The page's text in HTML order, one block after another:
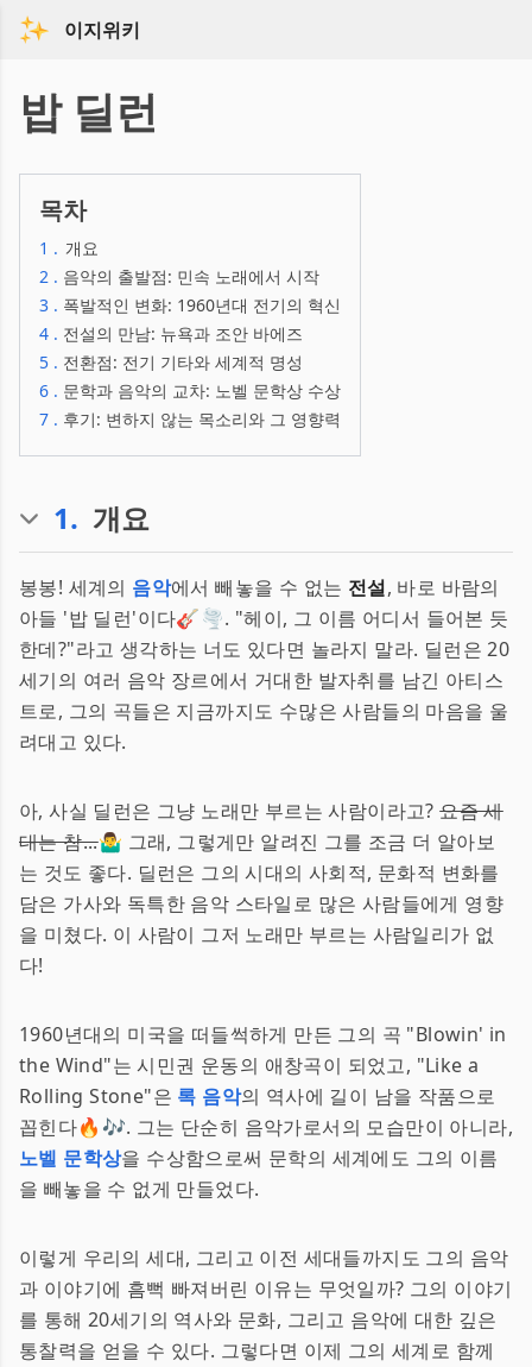
이지위키
밥 딜런
목차
1 . 개요
2 . 음악의 출발점: 민속 노래에서 시작
3 . 폭발적인 변화: 1960년대 전기의 혁신
4 . 전설의 만남: 뉴욕과 조안 바에즈
5 . 전환점: 전기 기타와 세계적 명성
6 . 문학과 음악의 교차: 노벨 문학상 수상
7 . 후기: 변하지 않는 목소리와 그 영향력
1. 개요
봉봉! 세계의 음악에서 빼놓을 수 없는 전설, 바로 바람의
아들 '밥 딜런'이다🎸🌪️. "헤이, 그 이름 어디서 들어본 듯
한데?"라고 생각하는 너도 있다면 놀라지 말라. 딜런은 20
세기의 여러 음악 장르에서 거대한 발자취를 남긴 아티스
트로, 그의 곡들은 지금까지도 수많은 사람들의 마음을 울
려대고 있다.
아, 사실 딜런은 그냥 노래만 부르는 사람이라고?요즘 세
대는 참...🤷‍♂️ 그래, 그렇게만 알려진 그를 조금 더 알아보
는 것도 좋다. 딜런은 그의 시대의 사회적, 문화적 변화를
담은 가사와 독특한 음악 스타일로 많은 사람들에게 영향
을 미쳤다. 이 사람이 그저 노래만 부르는 사람일리가 없
다!
1960년대의 미국을 떠들썩하게 만든 그의 곡 "Blowin' in
the Wind"는 시민권 운동의 애창곡이 되었고, "Like a
Rolling Stone"은 록 음악의 역사에 길이 남을 작품으로
꼽힌다🔥🎶. 그는 단순히 음악가로서의 모습만이 아니라,
노벨 문학상을 수상함으로써 문학의 세계에도 그의 이름
을 빼놓을 수 없게 만들었다.
이렇게 우리의 세대, 그리고 이전 세대들까지도 그의 음악
과 이야기에 흠뻑 빠져버린 이유는 무엇일까? 그의 이야기
를 통해 20세기의 역사와 문화, 그리고 음악에 대한 깊은
통찰력을 얻을 수 있다. 그렇다면 이제 그의 세계로 함께